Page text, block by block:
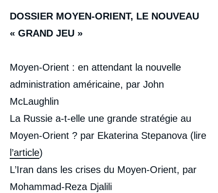
DOSSIER MOYEN-ORIENT, LE NOUVEAU
« GRAND JEU »
Moyen-Orient : en attendant la nouvelle
administration américaine, par John
McLaughlin
La Russie a-t-elle une grande stratégie au
Moyen-Orient ? par Ekaterina Stepanova (lire
l’article)
L’Iran dans les crises du Moyen-Orient, par
Mohammad-Reza Djalili